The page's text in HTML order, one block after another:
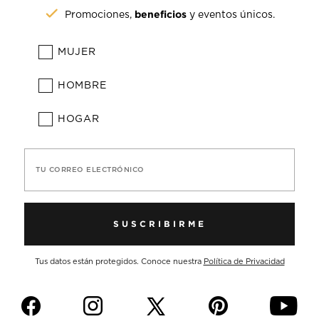
Promociones, beneficios y eventos únicos.
MUJER
HOMBRE
HOGAR
TU CORREO ELECTRÓNICO
SUSCRIBIRME
Tus datos están protegidos. Conoce nuestra Política de Privacidad
f i p y